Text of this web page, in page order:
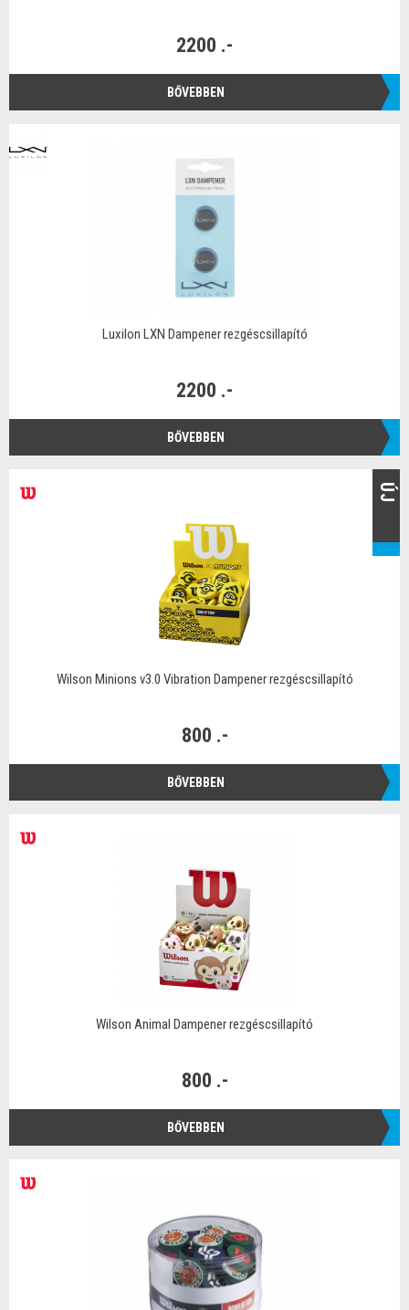
2200 .-
BŐVEBBEN
Luxilon LXN Dampener rezgéscsillapító
2200 .-
BŐVEBBEN
ÚJ
Wilson Minions v3.0 Vibration Dampener rezgéscsillapító
800 .-
BŐVEBBEN
Wilson Animal Dampener rezgéscsillapító
800 .-
BŐVEBBEN